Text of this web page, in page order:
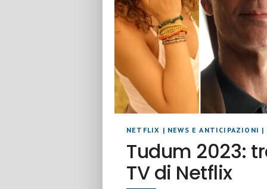
NETFLIX | NEWS E ANTICIPAZIONI |
Tudum 2023:
TV di Netflix